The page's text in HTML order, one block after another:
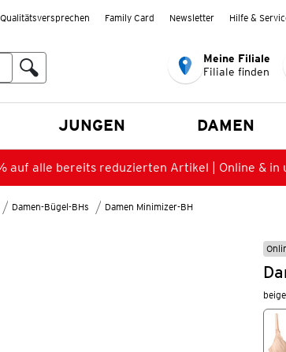
Qualitätsversprechen Family Card Newsletter Hilfe &
Meine Filiale
Filiale finden
JUNGEN DAMEN
auf alle bereits reduzierten Artikel | Online & in
Damen-Bügel-BHs Damen Minimizer-BH
beige